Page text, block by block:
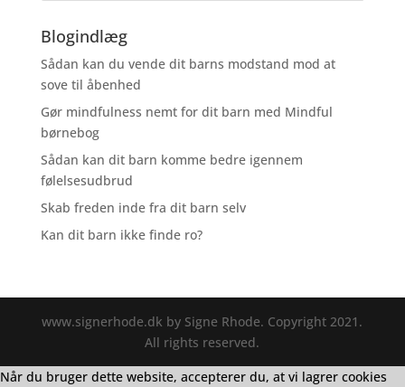
Blogindlæg
Sådan kan du vende dit barns modstand mod at
sove til åbenhed
Gør mindfulness nemt for dit barn med Mindful
børnebog
Sådan kan dit barn komme bedre igennem
følelsesudbrud
Skab freden inde fra dit barn selv
Kan dit barn ikke finde ro?
www.signerhode.dk by Signe Rhode. Copyright 2021.
All rights reserved.
Når du bruger dette website, accepterer du, at vi lagrer cookies